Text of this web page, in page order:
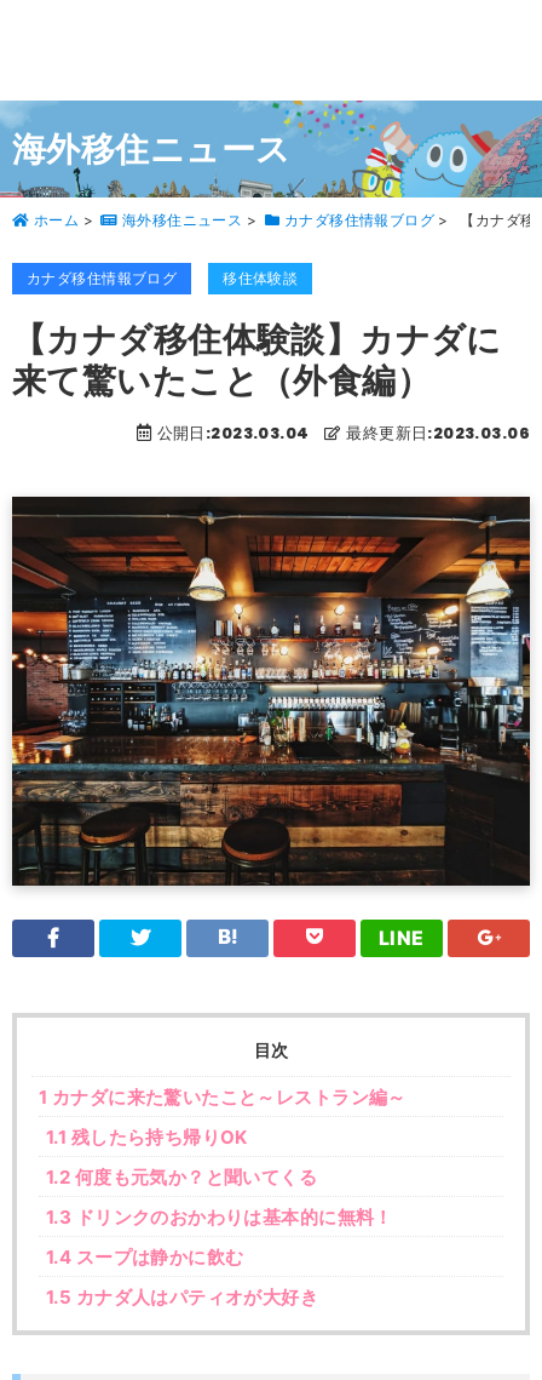
海外移住ニュース
ホーム > 海外移住ニュース > カナダ移住情報ブログ > 【カナダ
カナダ移住情報ブログ 移住体験談
【カナダ移住体験談】カナダに
来て驚いたこと（外食編）
公開日:2023.03.04 最終更新日:2023.03.06
LINE
目次
1 カナダに来た驚いたこと～レストラン編～
1.1 残したら持ち帰りOK
1.2 何度も元気か？と聞いてくる
1.3 ドリンクのおかわりは基本的に無料！
1.4 スープは静かに飲む
1.5 カナダ人はパティオが大好き